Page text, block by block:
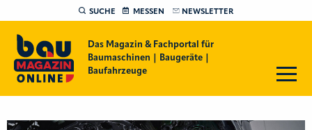
SUCHE MESSEN NEWSLETTER
Das Magazin & Fachportal für
Baumaschinen | Baugeräte |
Baufahrzeuge